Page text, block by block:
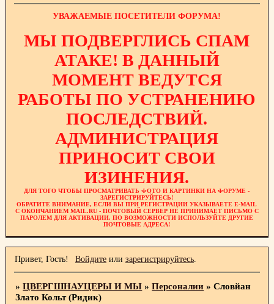
УВАЖАЕМЫЕ ПОСЕТИТЕЛИ ФОРУМА!
МЫ ПОДВЕРГЛИСЬ СПАМ
АТАКЕ! В ДАННЫЙ
МОМЕНТ ВЕДУТСЯ
РАБОТЫ ПО УСТРАНЕНИЮ
ПОСЛЕДСТВИЙ.
АДМИНИСТРАЦИЯ
ПРИНОСИТ СВОИ
ИЗИНЕНИЯ.
ДЛЯ ТОГО ЧТОБЫ ПРОСМАТРИВАТЬ ФОТО И КАРТИНКИ НА ФОРУМЕ -
ЗАРЕГИСТРИРУЙТЕСЬ!
ОБРАТИТЕ ВНИМАНИЕ, ЕСЛИ ВЫ ПРИ РЕГИСТРАЦИИ УКАЗЫВАЕТЕ E-MAIL
С ОКОНЧАНИЕМ MAIL.RU - ПОЧТОВЫЙ СЕРВЕР НЕ ПРИНИМАЕТ ПИСЬМО С
ПАРОЛЕМ ДЛЯ АКТИВАЦИИ. ПО ВОЗМОЖНОСТИ ИСПОЛЬЗУЙТЕ ДРУГИЕ
ПОЧТОВЫЕ АДРЕСА!
Привет, Гость! Войдитеили зарегистрируйтесь.
»ЦВЕРГШНАУЦЕРЫ И МЫ »Персоналии »Словйан
Злато Кольт (Ридик)